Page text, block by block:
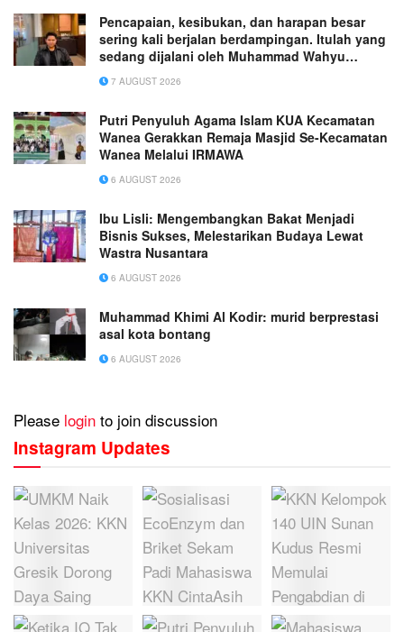
Pencapaian, kesibukan, dan harapan besar
sering kali berjalan berdampingan. Itulah yang
sedang dijalani oleh Muhammad Wahyu
Wicaksana.
7 AUGUST 2026
Putri Penyuluh Agama Islam KUA Kecamatan
Wanea Gerakkan Remaja Masjid Se-Kecamatan
Wanea Melalui IRMAWA
6 AUGUST 2026
Ibu Lisli: Mengembangkan Bakat Menjadi
Bisnis Sukses, Melestarikan Budaya Lewat
Wastra Nusantara
6 AUGUST 2026
Muhammad Khimi Al Kodir: murid berprestasi
asal kota bontang
6 AUGUST 2026
Please login to join discussion
Instagram Updates